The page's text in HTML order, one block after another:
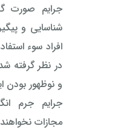
جرایم صورت
شناسایی و
افراد سوء
در نظر گرفته
و نوظهور بودن
جرایم جرم
مجازات